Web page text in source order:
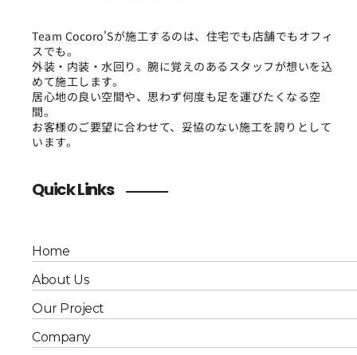
Team Cocoro'Sが施工するのは、住宅でも店舗でもオフィ
スでも。
外装・内装・水回り。腕に覚えのあるスタッフが想いを込
めて施工します。
居心地の良い空間や、思わず何度も足を運びたくなる空
間。
お客様のご要望に合わせて、妥協のない施工を誇りとして
います。
Quick Links
Home
About Us
Our Project
Company